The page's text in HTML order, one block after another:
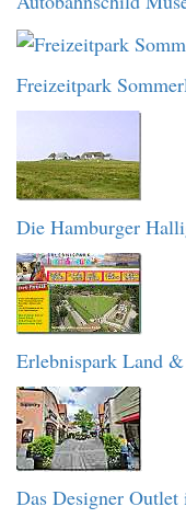
Freizeitpark
Die Hamburger
Erlebnispark Land
Das Designer Outlet